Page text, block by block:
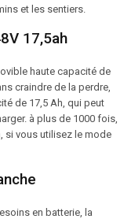
et les sentiers.
17,5ah
haute capacité de
craindre de la perdre,
de 17,5 Ah, qui peut
à plus de 1000 fois,
si vous utilisez le mode
en batterie, la